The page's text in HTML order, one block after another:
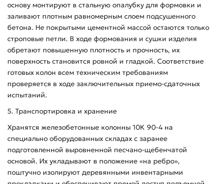
основу монтируют в стальную опалубку для формовки и
заливают плотным равномерным слоем подсушенного
бетона. Не покрытыми цементной массой остаются только
строповые петли. В ходе формования и сушки изделия
обретают повышенную плотность и прочность, их
поверхность становится ровной и гладкой. Соответствие
готовых колон всем техническим требованиям
проверяется в ходе заключительных приемо-сдаточных
испытаний.
5. Транспортировка и хранение
Хранятся железобетонные колонны 10К 90-4 на
специально оборудованных складах с заранее
подготовленной выровненной песчано-щебенчатой
основой. Их укладывают в положение «на ребро»,
поштучно изолируют деревянными инвентарными